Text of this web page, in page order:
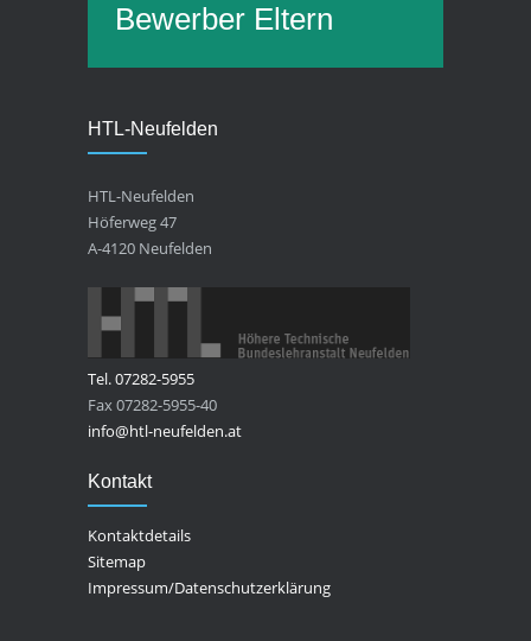
Bewerber Eltern
HTL-Neufelden
HTL-Neufelden
Höferweg 47
A-4120 Neufelden
Tel. 07282-5955
Fax 07282-5955-40
info@htl-neufelden.at
Kontakt
Kontaktdetails
Sitemap
Impressum/Datenschutzerklärung